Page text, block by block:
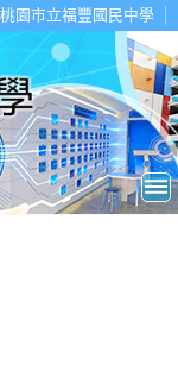
桃園市立福豐國民中學